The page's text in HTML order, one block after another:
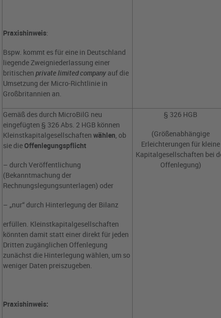
Praxishinweis:
Bspw. kommt es für eine in Deutschland
liegende Zweigniederlassung einer
britischenprivate limited company auf die
Umsetzung der Micro-Richtlinie in
Großbritannien an.
Gemäß des durch MicroBilG neu
eingefügten § 326 Abs. 2 HGB können
Kleinstkapitalgesellschaftenwählen, ob
sie dieOffenlegungspflicht
– durch Veröffentlichung
(Bekanntmachung der
Rechnungslegungsunterlagen) oder
– „nur“ durch Hinterlegung der Bilanz
erfüllen. Kleinstkapitalgesellschaften
könnten damit statt einer direkt für jeden
Dritten zugänglichen Offenlegung
zunächst die Hinterlegung wählen, um so
weniger Daten preiszugeben.
Praxishinweis:
§ 326 HGB
(Größenabhängige
Erleichterungen für kleine
Kapitalgesellschaften bei
Offenlegung)